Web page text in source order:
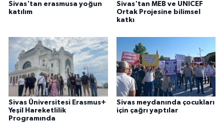
Sivas'tan erasmusa yoğun
katılım
Sivas'tan MEB ve UNICEF
Ortak Projesine bilimsel
katkı
Sivas Üniversitesi Erasmus+
Yeşil Hareketlilik
Programında
Sivas meydanında çocukları
için çağrı yaptılar